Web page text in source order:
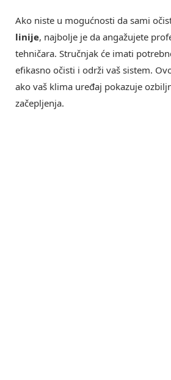
Ako niste u mogućnosti da sami
linije, najbolje je da angažujete
tehničara. Stručnjak će imati
efikasno očisti i održi vaš sistem.
ako vaš klima uređaj pokazuje
začepljenja.